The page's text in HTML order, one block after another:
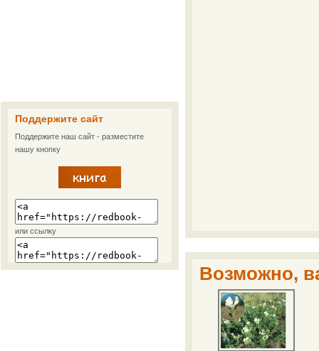
Поддержите сайт
Поддержите наш сайт - разместите
нашу кнопку
или ссылку
Возможно,